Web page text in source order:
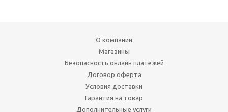
О компании
Магазины
Безопасность онлайн платежей
Договор оферта
Условия доставки
Гарантия на товар
Дополнительные услуги